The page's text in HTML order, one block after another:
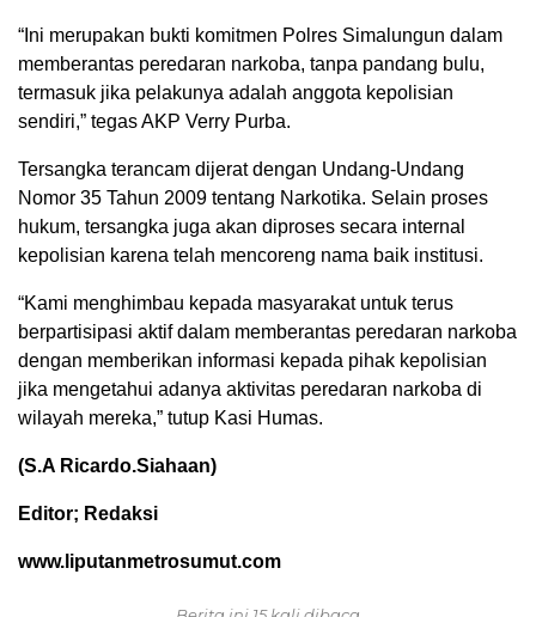
“Ini merupakan bukti komitmen Polres Simalungun dalam
memberantas peredaran narkoba, tanpa pandang bulu,
termasuk jika pelakunya adalah anggota kepolisian
sendiri,” tegas AKP Verry Purba.
Tersangka terancam dijerat dengan Undang-Undang
Nomor 35 Tahun 2009 tentang Narkotika. Selain proses
hukum, tersangka juga akan diproses secara internal
kepolisian karena telah mencoreng nama baik institusi.
“Kami menghimbau kepada masyarakat untuk terus
berpartisipasi aktif dalam memberantas peredaran narkoba
dengan memberikan informasi kepada pihak kepolisian
jika mengetahui adanya aktivitas peredaran narkoba di
wilayah mereka,” tutup Kasi Humas.
(S.A Ricardo.Siahaan)
Editor; Redaksi
www.liputanmetrosumut.com